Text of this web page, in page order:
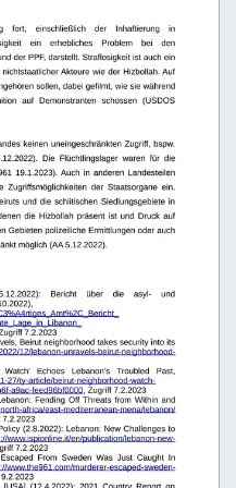
fort, einschließlich der Inhaftierung
in
ein erhebliches Problem bei
den
der PPF, darstellt. Straflosigkeit ist auch ein
Akteure wie der Hizbollah. Auf
sollen, dabei gefilmt, wie sie während
auf   Demonstranten   schossen   (USDOS
keinen uneingeschränkten Zugriff, bspw.
Die   Flüchtlingslager   waren   für   die
19.1.2023). Auch in anderen Landesteilen
Zugriffsmöglichkeiten   der   Staatsorgane   ein.
und die schiitischen Siedlungsgebiete in
die Hizbollah präsent ist und Druck auf
Gebieten polizeiliche Ermittlungen oder auch
möglich (AA 5.12.2022).
Bericht über die asyl-
und
7.2.2023
Beirut neighborhood takes security into its
12/lebanon-unravels-beirut-neighborhood-
Watch’   Echoes   Lebanon’s   Troubled   Past,
27/ty-article/beirut-neighborhood-watch-
a9ac-feed96bf0000, Zugriff 7.2.2023
Fending Off Threats from Within and
africa/east-mediterranean-mena/lebanon/
7.2.2023
(2.8.2022): Lebanon: New Challenges to
www.ispionline.it/en/publication/lebanon-new-
7.2.2023
Escaped From Sweden Was Just Caught In
www.the961.com/murderer-escaped-sweden-